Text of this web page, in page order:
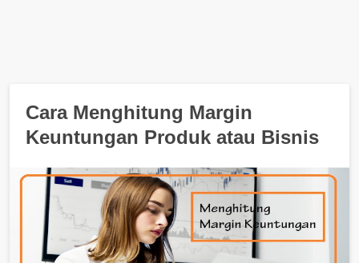
Cara Menghitung Margin
Keuntungan Produk atau Bisnis